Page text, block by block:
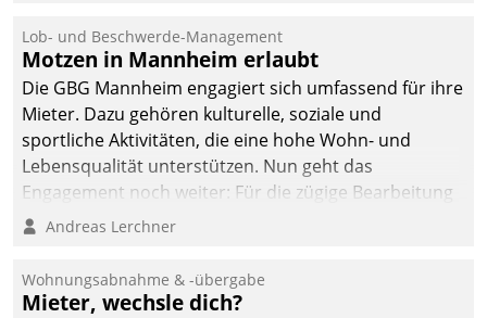
Lob- und Beschwerde-Management
Motzen in Mannheim erlaubt
Die GBG Mannheim engagiert sich umfassend für ihre
Mieter. Dazu gehören kulturelle, soziale und
sportliche Aktivitäten, die eine hohe Wohn- und
Lebensqualität unterstützen. Nun geht das
Engagement noch weiter: Für die zügige Bearbeitung
von Beschwerden – oder Lob – richtet das
und Beschwerde-Management einen eigenen Kanal
ein.
Andreas Lerchner
Wohnungsabnahme & -übergabe
Mieter, wechsle dich?